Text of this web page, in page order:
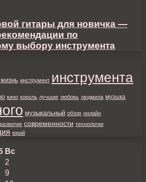
гитары для новичка —
по
выбору инструмента
жизнь инструмент инструмента
кино король лучшие любовь людмила музыка
музыкальный обзор онлайн
развитие современности технологии
юрий
Вс
2
9